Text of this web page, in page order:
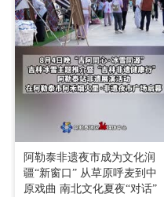
阿勒泰非遗夜市成为文化润
疆“新窗口” 从草原呼麦到中
原戏曲 南北文化夏夜“对话”